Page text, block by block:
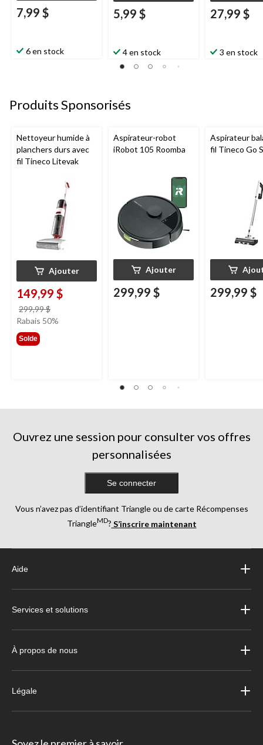
7,99 $
6 en stock
5,99 $
4 en stock
27,99 $
3 en stock
Produits Sponsorisés
Nettoyeur humide à
planchers durs avec
fil Tineco Litevak
Ajouter
149,99 $
299,99 $
était
Rabais 50%
Solde
Aspirateur-robot
iRobot 105 Roomba
Ajouter
299,99 $
Aspirateur
fil Tineco Go
299,99 $
Ouvrez une session pour consulter vos offres
personnalisées
Se connecter
Vous n’avez pas d’identifiant Triangle ou de carte Récompenses
TriangleMD? S’inscrire maintenant
Aide
Services et solutions
À propos de nous
Légale